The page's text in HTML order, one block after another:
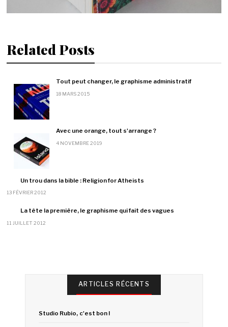
Related Posts
Tout peut changer, le graphisme administratif
18 MARS 2015
Avec une orange, tout s'arrange ?
4 NOVEMBRE 2019
Un trou dans la bible : Religion for Atheists
13 FÉVRIER 2012
La tête la première, le graphisme qui fait des vagues
11 JUILLET 2012
ARTICLES RÉCENTS
Studio Rubio, c'est bon !